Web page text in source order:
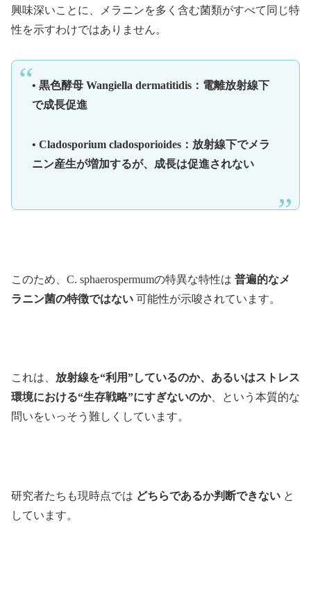
興味深いことに、メラニンを多く含む菌類がすべて同じ特
性を示すわけではありません。
• 黒色酵母 Wangiella dermatitidis：電離放射線下
で成長促進
• Cladosporium cladosporioides：放射線下でメラ
ニン産生が増加するが、成長は促進されない
このため、C. sphaerospermumの特異な特性は 普遍的なメ
ラニン菌の特徴ではない 可能性が示唆されています。
これは、 放射線を“利用”しているのか、あるいはストレス
環境における“生存戦略”にすぎないのか、という本質的な
問いをいっそう難しくしています。
研究者たちも現時点では どちらであるか判断できない と
しています。